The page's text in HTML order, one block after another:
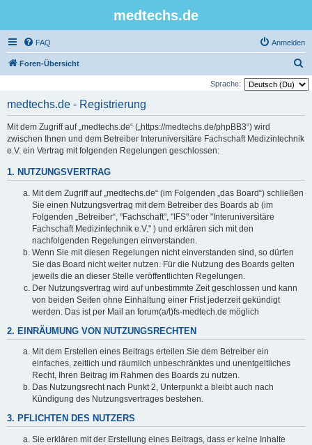
medtechs.de
FAQ Anmelden
Foren-Übersicht
u
Sprache:
medtechs.de - Registrierung
Mit dem Zugriff auf „medtechs.de“ („https://medtechs.de/phpBB3“) wird
zwischen Ihnen und dem Betreiber Interuniversitäre Fachschaft Medizintechnik
e.V. ein Vertrag mit folgenden Regelungen geschlossen:
1. NUTZUNGSVERTRAG
Mit dem Zugriff auf „medtechs.de“ (im Folgenden „das Board“) schließen
Sie einen Nutzungsvertrag mit dem Betreiber des Boards ab (im
Folgenden „Betreiber“, "Fachschaft", "IFS" oder "Interuniversitäre
Fachschaft Medizintechnik e.V." ) und erklären sich mit den
nachfolgenden Regelungen einverstanden.
Wenn Sie mit diesen Regelungen nicht einverstanden sind, so dürfen
Sie das Board nicht weiter nutzen. Für die Nutzung des Boards gelten
jeweils die an dieser Stelle veröffentlichten Regelungen.
Der Nutzungsvertrag wird auf unbestimmte Zeit geschlossen und kann
von beiden Seiten ohne Einhaltung einer Frist jederzeit gekündigt
werden. Das ist per Mail an forum(a/t)fs-medtech.de möglich
2. EINRÄUMUNG VON NUTZUNGSRECHTEN
Mit dem Erstellen eines Beitrags erteilen Sie dem Betreiber ein
einfaches, zeitlich und räumlich unbeschränktes und unentgeltliches
Recht, Ihren Beitrag im Rahmen des Boards zu nutzen.
Das Nutzungsrecht nach Punkt 2, Unterpunkt a bleibt auch nach
Kündigung des Nutzungsvertrages bestehen.
3. PFLICHTEN DES NUTZERS
Sie erklären mit der Erstellung eines Beitrags, dass er keine Inhalte